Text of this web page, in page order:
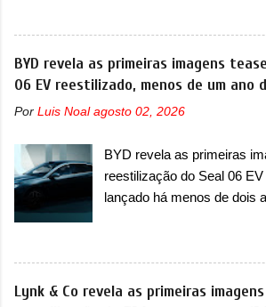
T200, que estreou nos
Fastback. "A Fiat Strada é
picape, é uma verdadeira
mercado automotivo. Há
improvável pensar que
Strada fez. Mais do que
que time que está
longo da sua história, ela...
começar pelo Chevrolet
destacado deles no
nosso mercado até início
certeza foi um grandioso
ano também era lançada a
ganhava uma nova
apelidada de "Bolinha" por
arredondadas. Além do
versão hatchback do
depois de um ano de
foi marcava pelos
BYD revela as primeiras imagens
06 EV reestilizado, menos de um ano
Por Luis Noal agosto 02, 2026
BYD revela as primeiras
reestilização do Seal 06
lançado há menos de dois
primeiras imagens teaser
visual para um dos seus
elétricos na China,
Trata-se do Seal 06 EV,
Lynk & Co revela as primeiras